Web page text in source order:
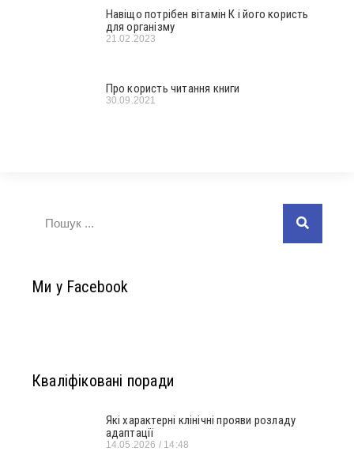
Навіщо потрібен вітамін К і його користь
для організму
21.02.2023
Про користь читання книги
30.09.2021
Ми у Facebook
Кваліфіковані поради
Які характерні клінічні прояви розладу
адаптації
14.05.2026 14:48